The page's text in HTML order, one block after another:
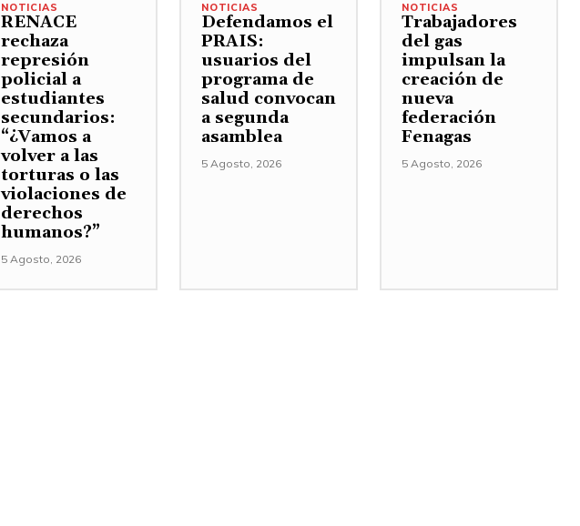
e
n
a
r
o
d
i
s
m
i
NOTICIAS
RENACE
rechaza
represión
policial a
estudiantes
secundarios:
“¿Vamos a
volver a las
torturas o las
violaciones de
derechos
humanos?”
5 Agosto, 2026
NOTICIAS
Defendamos el
PRAIS:
usuarios del
programa de
salud convocan
a segunda
asamblea
5 Agosto, 2026
NOTICIAS
Trabajadores
del gas
impulsan la
creación de
nueva
federación
Fenagas
5 Agosto, 2026